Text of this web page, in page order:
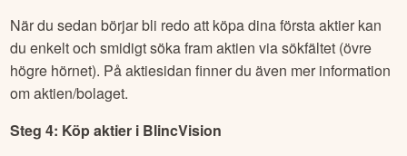
När du sedan börjar bli redo att köpa dina första aktier kan
du enkelt och smidigt söka fram aktien via sökfältet (övre
högre hörnet). På aktiesidan finner du även mer information
om aktien/bolaget.
Steg 4: Köp aktier i BlincVision